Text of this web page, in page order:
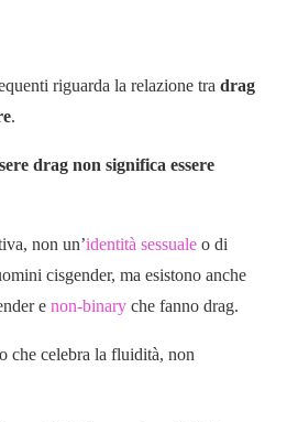
riguarda la relazione tra drag
.
drag non significa essere
non un’identità sessuale o di
cisgender, ma esistono anche
e non-binary che fanno drag.
che celebra la fluidità, non